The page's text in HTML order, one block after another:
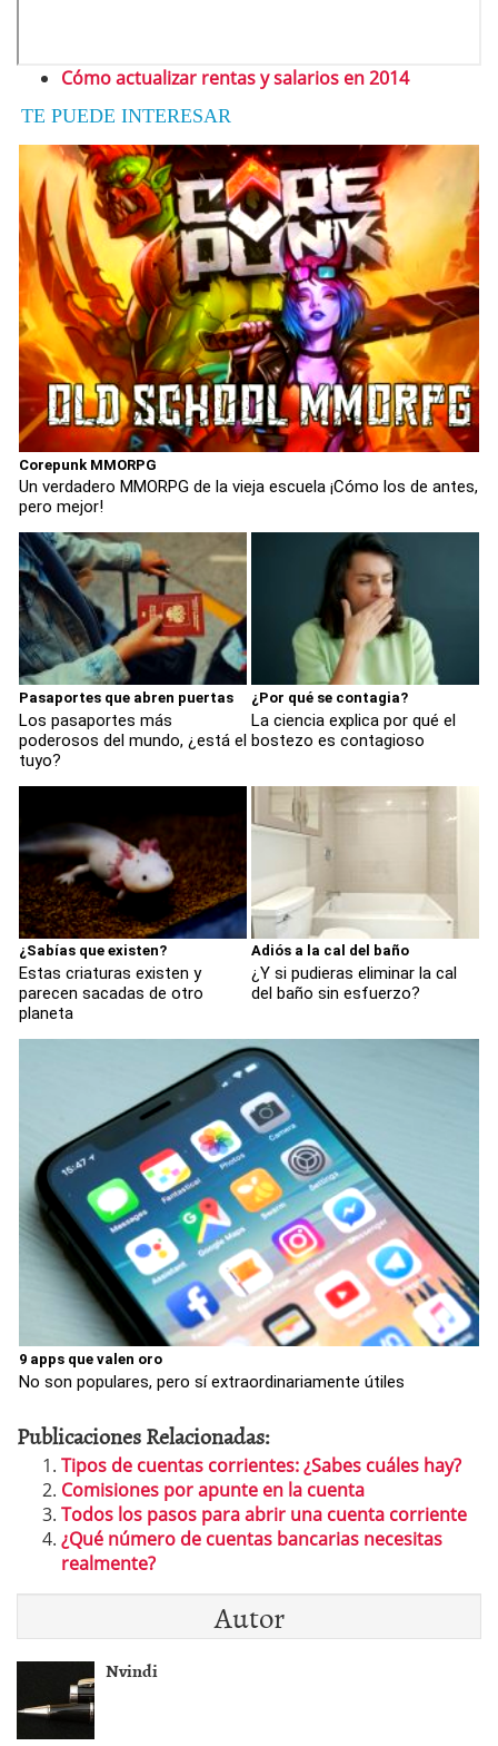
Cómo actualizar rentas y salarios en 2014
TE PUEDE INTERESAR
Corepunk MMORPG
Un verdadero MMORPG de la vieja escuela ¡Cómo los de antes,
pero mejor!
Pasaportes que abren puertas
Los pasaportes más
poderosos del mundo, ¿está el
tuyo?
¿Por qué se contagia?
La ciencia explica por qué el
bostezo es contagioso
¿Sabías que existen?
Estas criaturas existen y
parecen sacadas de otro
planeta
Adiós a la cal del baño
¿Y si pudieras eliminar la cal
del baño sin esfuerzo?
9 apps que valen oro
No son populares, pero sí extraordinariamente útiles
Publicaciones Relacionadas:
Tipos de cuentas corrientes: ¿Sabes cuáles hay?
Comisiones por apunte en la cuenta
Todos los pasos para abrir una cuenta corriente
¿Qué número de cuentas bancarias necesitas
realmente?
Autor
Nvindi